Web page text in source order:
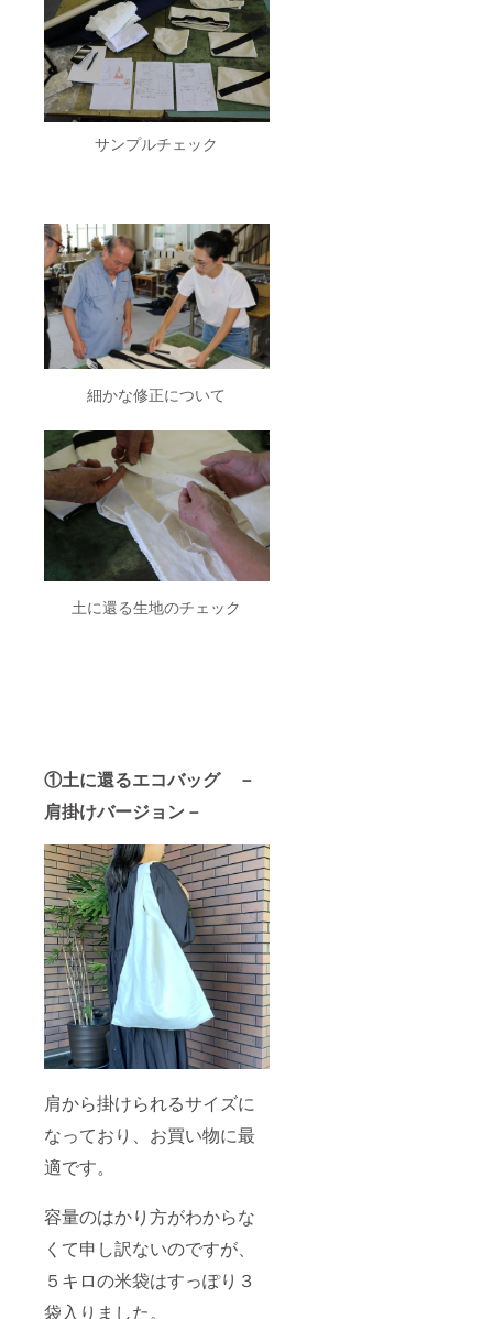
サンプルチェック
細かな修正について
土に還る生地のチェック
①土に還るエコバッグ －
肩掛けバージョン－
肩から掛けられるサイズに
なっており、お買い物に最
適です。
容量のはかり方がわからな
くて申し訳ないのですが、
５キロの米袋はすっぽり３
袋入りました。